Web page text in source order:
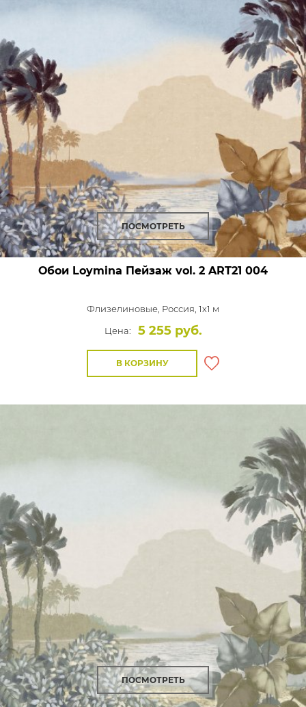
ПОСМОТРЕТЬ
Обои Loymina Пейзаж vol. 2 ART21 004
Флизелиновые, Россия, 1x1 м
Цена:
5 255 руб.
В КОРЗИНУ
ПОСМОТРЕТЬ